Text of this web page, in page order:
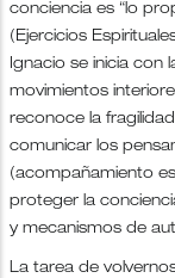
conciencia es “lo
(Ejercicios
Ignacio se inicia con
movimientos
reconoce la
comunicar los
(acompañamiento
proteger la
y mecanismos de
La tarea de